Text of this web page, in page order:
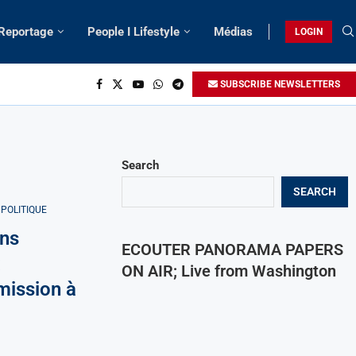
People I Lifestyle Médias LOGIN
SUBSCRIBE NEWSLETTERS
POLITIQUE
à
Search
SEARCH
ECOUTER PANORAMA PAPERS
ON AIR; Live from Washington